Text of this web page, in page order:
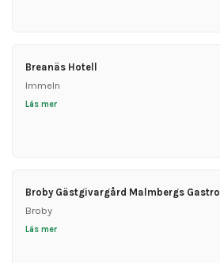
Breanäs Hotell
Immeln
Läs mer
Broby Gästgivargård Malmbergs Gastro
Broby
Läs mer